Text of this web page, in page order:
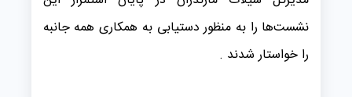
نشست‌ها را به منظور دستیابی به همکاری همه جانبه
را خواستار شدند .